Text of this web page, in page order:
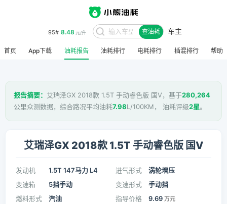
95# 8.48 元/升 查油耗 车主
首页 App下载 油耗报告 油耗排行 电耗排行 插混排行 帮助
报告摘要： 艾瑞泽GX 2018款 1.5T 手动睿色版 国V，基于280,264
公里众测数据，综合路况平均油耗7.98L/100KM， 油耗评级2星。
艾瑞泽GX 2018款 1.5T 手动睿色版 国V
发动机 1.5T 147马力 L4 进气形式
涡轮增压
变速箱
5挡手动 变速形式
手动挡
燃料形式
汽油 指导价格 9.69 万元